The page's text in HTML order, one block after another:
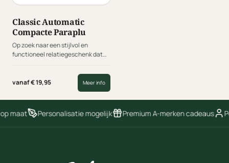
Classic Automatic
Compacte Paraplu
Op zoek naar een stijlvol en
functioneel relatiegeschenk dat
standaard zakelijke paraplu? De
smati Classic Automatic Black
Graphic paraplu combineert een
modern grafisch design met
praktisch gebruiksgemak.
vanaf € 19,95 Meer info
maat Personalisatie mogelijk Premium A-merken cadeaus